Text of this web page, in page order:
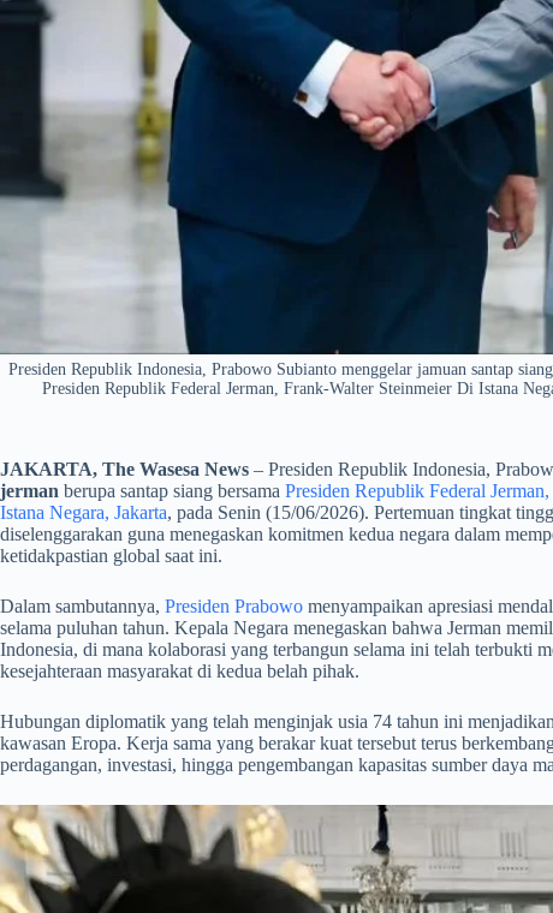
Presiden Republik Indonesia, Prabowo Subianto menggelar jamuan santap
Presiden Republik Federal Jerman, Frank-Walter Steinmeier Di Istana
JAKARTA, The Wasesa News – Presiden Republik Indonesia,
jerman berupa santap siang bersama Presiden Republik Federal
Istana Negara, Jakarta, pada Senin (15/06/2026). Pertemuan tingkat
diselenggarakan guna menegaskan komitmen kedua negara dalam
ketidakpastian global saat ini.
​Dalam sambutannya, Presiden Prabowo menyampaikan apresiasi
selama puluhan tahun. Kepala Negara menegaskan bahwa Jerman
Indonesia, di mana kolaborasi yang terbangun selama ini telah terbukti
kesejahteraan masyarakat di kedua belah pihak.
​Hubungan diplomatik yang telah menginjak usia 74 tahun ini
kawasan Eropa. Kerja sama yang berakar kuat tersebut terus
perdagangan, investasi, hingga pengembangan kapasitas sumber daya